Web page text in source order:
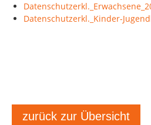
Datenschutzerkl._Kinder-
zurück zur Übersicht